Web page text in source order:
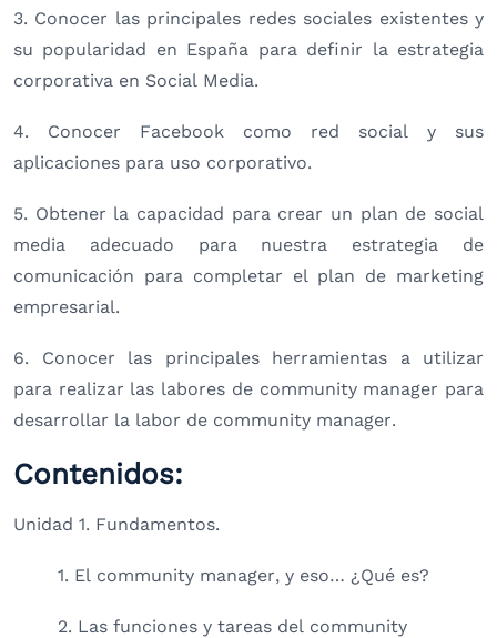
3. Conocer las principales redes sociales existentes y
su popularidad en España para definir la estrategia
corporativa en Social Media.
4. Conocer Facebook como red social y sus
aplicaciones para uso corporativo.
5. Obtener la capacidad para crear un plan de social
media adecuado para nuestra estrategia de
comunicación para completar el plan de marketing
empresarial.
6. Conocer las principales herramientas a utilizar
para realizar las labores de community manager para
desarrollar la labor de community manager.
Contenidos:
Unidad 1. Fundamentos.
1. El community manager, y eso… ¿Qué es?
2. Las funciones y tareas del community